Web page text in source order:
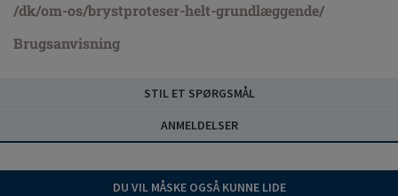
/dk/om-os/brystproteser-helt-grundlæggende/
Brugsanvisning
STIL ET SPØRGSMÅL
ANMELDELSER
DU VIL MÅSKE OGSÅ KUNNE LIDE